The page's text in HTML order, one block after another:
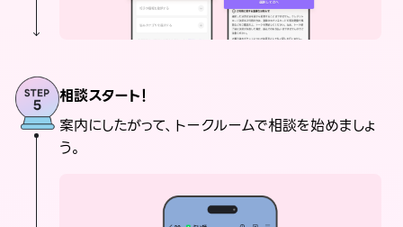
相談スタート！
案内にしたがって、トークルームで相談を始めましょ
う。